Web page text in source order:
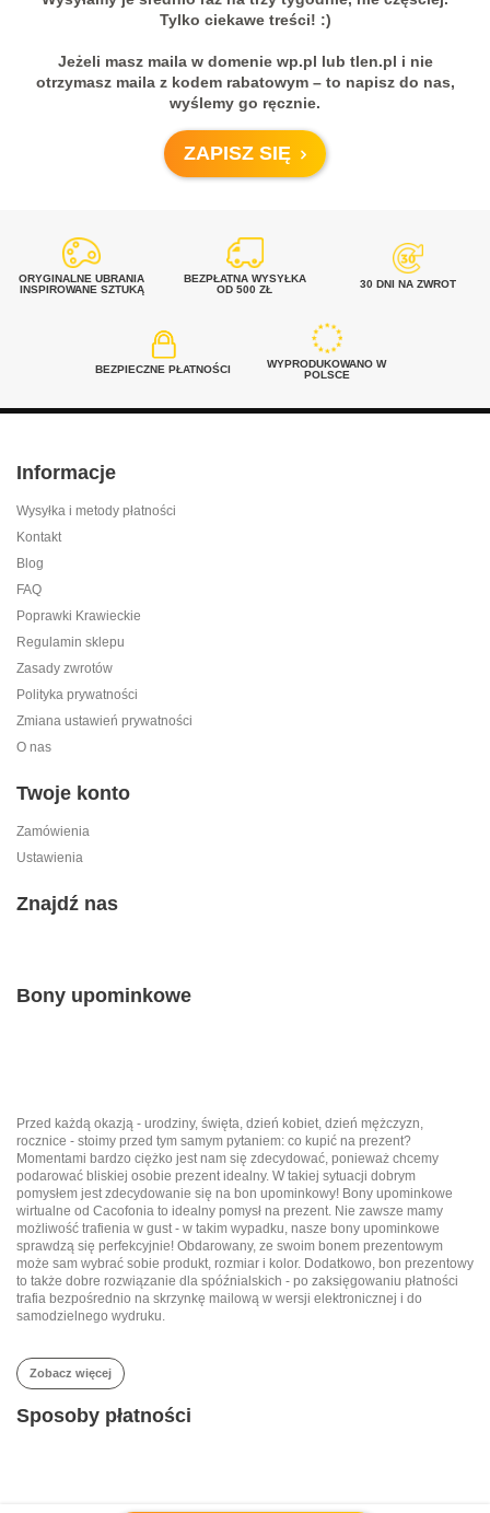
Tylko ciekawe treści! :)
Jeżeli masz maila w domenie wp.pl lub tlen.pl i nie
otrzymasz maila z kodem rabatowym – to napisz do nas,
wyślemy go ręcznie.
ZAPISZ SIĘ
ORYGINALNE UBRANIA
INSPIROWANE SZTUKĄ
BEZPŁATNA WYSYŁKA
OD 500 ZŁ
30 DNI NA ZWROT
BEZPIECZNE PŁATNOŚCI
WYPRODUKOWANO W
POLSCE
Informacje
Wysyłka i metody płatności
Kontakt
Blog
FAQ
Poprawki Krawieckie
Regulamin sklepu
Zasady zwrotów
Polityka prywatności
Zmiana ustawień prywatności
O nas
Twoje konto
Zamówienia
Ustawienia
Znajdź nas
Bony upominkowe
Przed każdą okazją - urodziny, święta, dzień kobiet, dzień mężczyzn,
rocznice - stoimy przed tym samym pytaniem: co kupić na prezent?
Momentami bardzo ciężko jest nam się zdecydować, ponieważ chcemy
podarować bliskiej osobie prezent idealny. W takiej sytuacji dobrym
pomysłem jest zdecydowanie się na bon upominkowy! Bony upominkowe
wirtualne od Cacofonia to idealny pomysł na prezent. Nie zawsze mamy
możliwość trafienia w gust - w takim wypadku, nasze bony upominkowe
sprawdzą się perfekcyjnie! Obdarowany, ze swoim bonem prezentowym
może sam wybrać sobie produkt, rozmiar i kolor. Dodatkowo, bon prezentowy
to także dobre rozwiązanie dla spóźnialskich - po zaksięgowaniu płatności
trafia bezpośrednio na skrzynkę mailową w wersji elektronicznej i do
samodzielnego wydruku.
Zobacz więcej
Sposoby płatności
© 2017-2026 | CACOFONIA